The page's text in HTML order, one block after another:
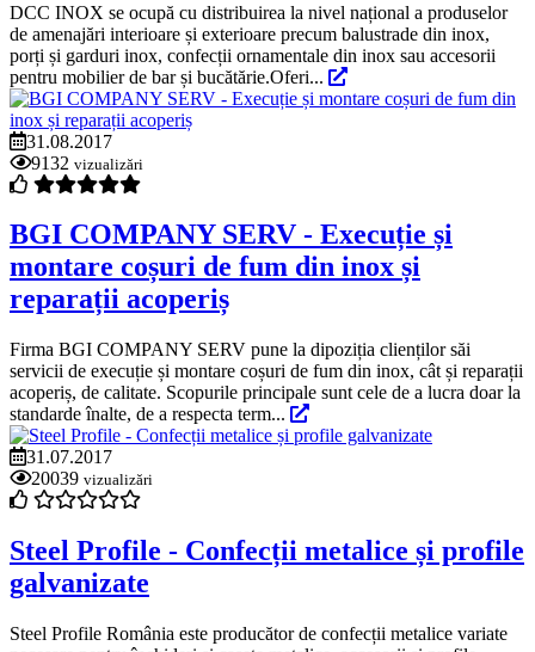
DCC INOX se ocupă cu distribuirea la nivel național a produselor
de amenajări interioare și exterioare precum balustrade din inox,
porți și garduri inox, confecții ornamentale din inox sau accesorii
pentru mobilier de bar și bucătărie.Oferi...
31.08.2017
9132 vizualizări
BGI COMPANY SERV - Execuție și
montare coșuri de fum din inox și
reparații acoperiș
Firma BGI COMPANY SERV pune la dipoziția clienților săi
servicii de execuție și montare coșuri de fum din inox, cât și reparații
acoperiș, de calitate. Scopurile principale sunt cele de a lucra doar la
standarde înalte, de a respecta term...
31.07.2017
20039 vizualizări
Steel Profile - Confecții metalice și profile
galvanizate
Steel Profile România este producător de confecții metalice variate